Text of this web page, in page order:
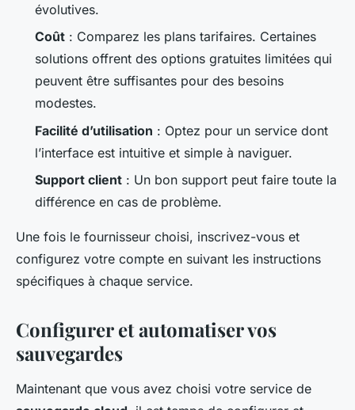
évolutives.
Coût : Comparez les plans tarifaires. Certaines
solutions offrent des options gratuites limitées qui
peuvent être suffisantes pour des besoins
modestes.
Facilité d’utilisation : Optez pour un service dont
l’interface est intuitive et simple à naviguer.
Support client : Un bon support peut faire toute la
différence en cas de problème.
Une fois le fournisseur choisi, inscrivez-vous et
configurez votre compte en suivant les instructions
spécifiques à chaque service.
Configurer et automatiser vos
sauvegardes
Maintenant que vous avez choisi votre service de